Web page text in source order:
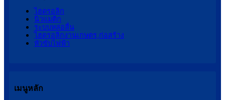
ไฮดรอลิก
นิวแมติก
ระบบหล่อลื่น
ไฮดรอลิกงานเกษตร,ก่อสร้าง
หัวขับไฟฟ้า
เมนูหลัก